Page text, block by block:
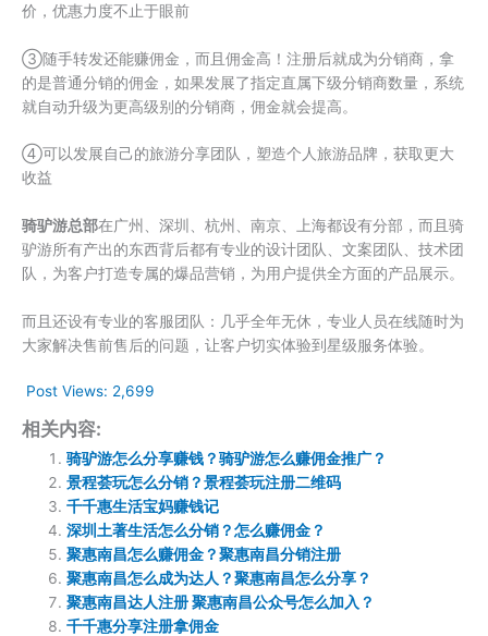
价，优惠力度不止于眼前
③随手转发还能赚佣金，而且佣金高！注册后就成为分销商，拿
的是普通分销的佣金，如果发展了指定直属下级分销商数量，系统
就自动升级为更高级别的分销商，佣金就会提高。
④可以发展自己的旅游分享团队，塑造个人旅游品牌，获取更大
收益
骑驴游总部在广州、深圳、杭州、南京、上海都设有分部，而且骑
驴游所有产出的东西背后都有专业的设计团队、文案团队、技术团
队，为客户打造专属的爆品营销，为用户提供全方面的产品展示。
而且还设有专业的客服团队：几乎全年无休，专业人员在线随时为
大家解决售前售后的问题，让客户切实体验到星级服务体验。
Post Views: 2,699
相关内容:
骑驴游怎么分享赚钱？骑驴游怎么赚佣金推广？
景程荟玩怎么分销？景程荟玩注册二维码
千千惠生活宝妈赚钱记
深圳土著生活怎么分销？怎么赚佣金？
聚惠南昌怎么赚佣金？聚惠南昌分销注册
聚惠南昌怎么成为达人？聚惠南昌怎么分享？
聚惠南昌达人注册 聚惠南昌公众号怎么加入？
千千惠分享注册拿佣金